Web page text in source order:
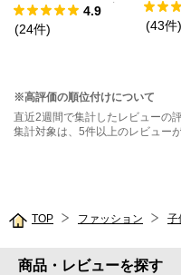
ックドッキングT
シャツ
4.9
(24件)
(43件)
※高評価の順位付けについて
直近2週間で集計したレビューの
集計対象は、5件以上のレビュー
TOP ファッション 子
商品・レビューを探す